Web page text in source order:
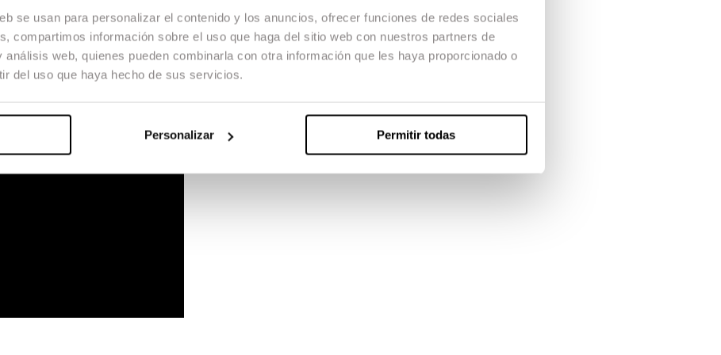
se usan para personalizar el contenido y los anuncios, ofrecer funciones de redes sociales
compartimos información sobre el uso que haga del sitio web con nuestros partners de
web, quienes pueden combinarla con otra información que les haya proporcionado o
del uso que haya hecho de sus servicios.
Personalizar Permitir todas